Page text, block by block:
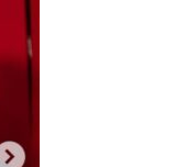
d’alliance
secrète